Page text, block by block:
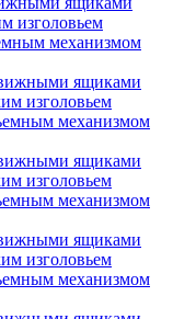
изголовьем
механизмом
ящиками
изголовьем
механизмом
ящиками
изголовьем
механизмом
ящиками
изголовьем
механизмом